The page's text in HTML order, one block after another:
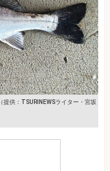
（提供：TSURINEWSライター・宮坂